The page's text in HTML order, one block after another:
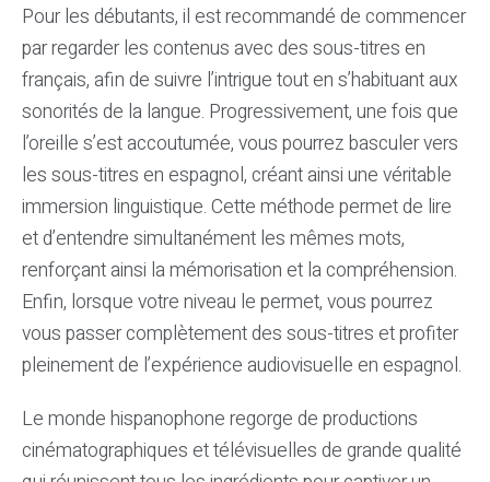
Pour les débutants, il est recommandé de commencer
par regarder les contenus avec des sous-titres en
français, afin de suivre l’intrigue tout en s’habituant aux
sonorités de la langue. Progressivement, une fois que
l’oreille s’est accoutumée, vous pourrez basculer vers
les sous-titres en espagnol, créant ainsi une véritable
immersion linguistique. Cette méthode permet de lire
et d’entendre simultanément les mêmes mots,
renforçant ainsi la mémorisation et la compréhension.
Enfin, lorsque votre niveau le permet, vous pourrez
vous passer complètement des sous-titres et profiter
pleinement de l’expérience audiovisuelle en espagnol.
Le monde hispanophone regorge de productions
cinématographiques et télévisuelles de grande qualité